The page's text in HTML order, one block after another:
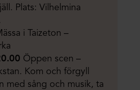
Plats: Vilhelmina
i Taizeton –
Öppen scen –
Kom och förgyll
med sång och musik, ta